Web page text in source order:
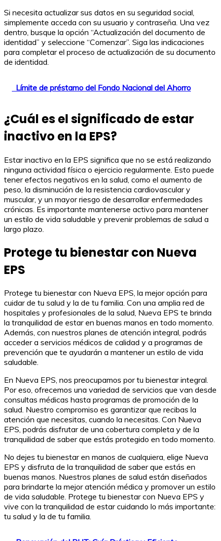
Si necesita actualizar sus datos en su seguridad social,
simplemente acceda con su usuario y contraseña. Una vez
dentro, busque la opción “Actualización del documento de
identidad” y seleccione “Comenzar”. Siga las indicaciones
para completar el proceso de actualización de su documento
de identidad.
Límite de préstamo del Fondo Nacional del Ahorro
¿Cuál es el significado de estar
inactivo en la EPS?
Estar inactivo en la EPS significa que no se está realizando
ninguna actividad física o ejercicio regularmente. Esto puede
tener efectos negativos en la salud, como el aumento de
peso, la disminución de la resistencia cardiovascular y
muscular, y un mayor riesgo de desarrollar enfermedades
crónicas. Es importante mantenerse activo para mantener
un estilo de vida saludable y prevenir problemas de salud a
largo plazo.
Protege tu bienestar con Nueva
EPS
Protege tu bienestar con Nueva EPS, la mejor opción para
cuidar de tu salud y la de tu familia. Con una amplia red de
hospitales y profesionales de la salud, Nueva EPS te brinda
la tranquilidad de estar en buenas manos en todo momento.
Además, con nuestros planes de atención integral, podrás
acceder a servicios médicos de calidad y a programas de
prevención que te ayudarán a mantener un estilo de vida
saludable.
En Nueva EPS, nos preocupamos por tu bienestar integral.
Por eso, ofrecemos una variedad de servicios que van desde
consultas médicas hasta programas de promoción de la
salud. Nuestro compromiso es garantizar que recibas la
atención que necesitas, cuando la necesitas. Con Nueva
EPS, podrás disfrutar de una cobertura completa y de la
tranquilidad de saber que estás protegido en todo momento.
No dejes tu bienestar en manos de cualquiera, elige Nueva
EPS y disfruta de la tranquilidad de saber que estás en
buenas manos. Nuestros planes de salud están diseñados
para brindarte la mejor atención médica y promover un estilo
de vida saludable. Protege tu bienestar con Nueva EPS y
vive con la tranquilidad de estar cuidando lo más importante:
tu salud y la de tu familia.